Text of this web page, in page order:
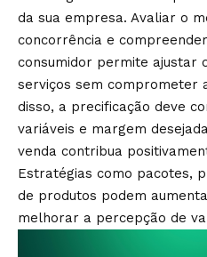
da sua empresa. Avaliar o
concorrência e
consumidor permite ajustar
serviços sem comprometer
disso, a precificação deve
variáveis e margem
venda contribua
Estratégias como pacotes,
de produtos podem
melhorar a percepção de